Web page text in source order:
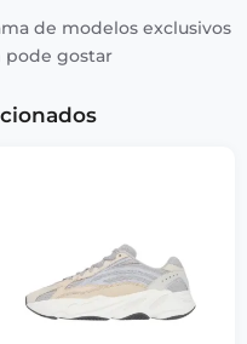
de modelos exclusivos
gostar